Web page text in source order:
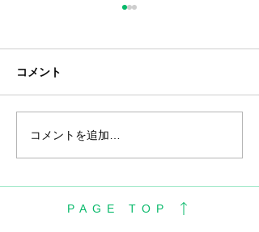
ｶｰﾄﾘｯｼﾞ056H ﾁｯﾌﾟ付(再
生)販売開始しました。
コメント
コメントを追加…
PAGE TOP